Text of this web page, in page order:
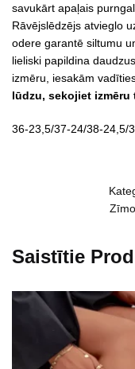
savukārt apaļais
Rāvējslēdzējs atvieglo
odere garantē siltumu
lieliski papildina
izmēru, iesakām
lūdzu, sekojiet izmēru
36-23,5/37-24/38-24,5/
Saistītie